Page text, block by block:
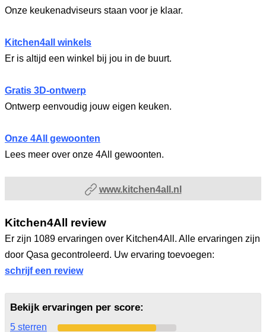
Onze keukenadviseurs staan voor je klaar.
Kitchen4all winkels
Er is altijd een winkel bij jou in de buurt.
Gratis 3D-ontwerp
Ontwerp eenvoudig jouw eigen keuken.
Onze 4All gewoonten
Lees meer over onze 4All gewoonten.
www.kitchen4all.nl
Kitchen4All review
Er zijn 1089 ervaringen over Kitchen4All. Alle ervaringen zijn
door Qasa gecontroleerd. Uw ervaring toevoegen:
schrijf een review
Bekijk ervaringen per score:
5 sterren